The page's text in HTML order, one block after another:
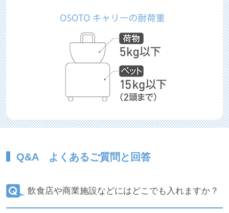
Q&A よくあるご質問と回答
飲食店や商業施設などにはどこでも入れますか？